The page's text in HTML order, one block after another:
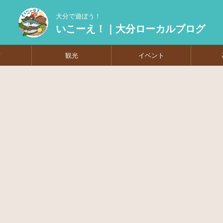
大分で遊ぼう！
いこーえ！｜大分ローカルブログ
観光 イベント